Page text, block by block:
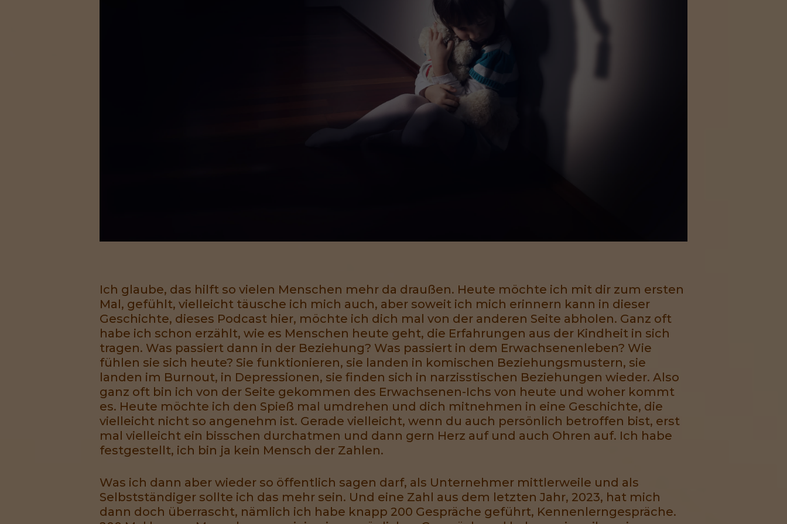
Ich glaube, das hilft so vielen Menschen mehr da draußen. Heute möchte ich mit dir zum ersten
Mal, gefühlt, vielleicht täusche ich mich auch, aber soweit ich mich erinnern kann in dieser
Geschichte, dieses Podcast hier, möchte ich dich mal von der anderen Seite abholen. Ganz oft
habe ich schon erzählt, wie es Menschen heute geht, die Erfahrungen aus der Kindheit in sich
tragen. Was passiert dann in der Beziehung? Was passiert in dem Erwachsenenleben? Wie
fühlen sie sich heute? Sie funktionieren, sie landen in komischen Beziehungsmustern, sie
landen im Burnout, in Depressionen, sie finden sich in narzisstischen Beziehungen wieder. Also
ganz oft bin ich von der Seite gekommen des Erwachsenen-Ichs von heute und woher kommt
es. Heute möchte ich den Spieß mal umdrehen und dich mitnehmen in eine Geschichte, die
vielleicht nicht so angenehm ist. Gerade vielleicht, wenn du auch persönlich betroffen bist, erst
mal vielleicht ein bisschen durchatmen und dann gern Herz auf und auch Ohren auf. Ich habe
festgestellt, ich bin ja kein Mensch der Zahlen.
Was ich dann aber wieder so öffentlich sagen darf, als Unternehmer mittlerweile und als
Selbstständiger sollte ich das mehr sein. Und eine Zahl aus dem letzten Jahr, 2023, hat mich
dann doch überrascht, nämlich ich habe knapp 200 Gespräche geführt, Kennenlerngespräche.